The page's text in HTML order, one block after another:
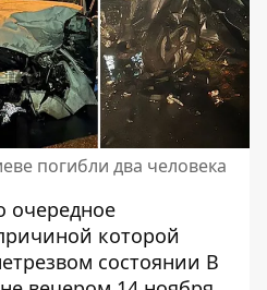
погибли два человека
очередное
которой
состоянии В